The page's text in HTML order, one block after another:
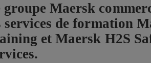
groupe Maersk
services de formation
et Maersk H2S